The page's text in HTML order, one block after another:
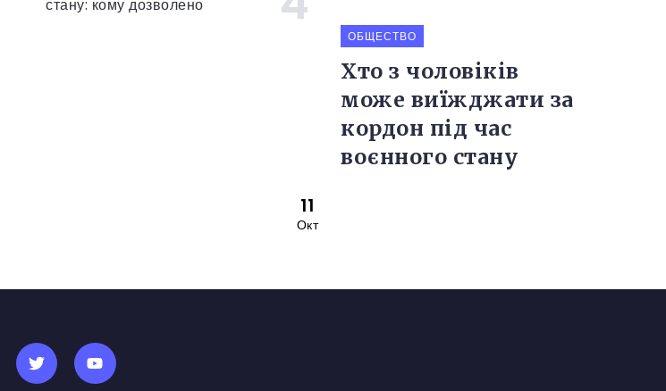
11
Окт
ОБЩЕСТВО
Хто з чоловіків
може виїжджати за
кордон під час
воєнного стану